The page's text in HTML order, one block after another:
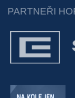
PARTNEŘI